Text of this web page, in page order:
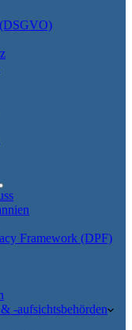
Framework (DPF)
-aufsichtsbehörden